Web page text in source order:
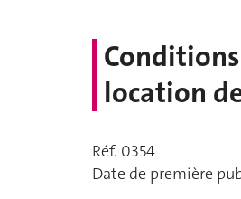
location
Réf. 0354
Date de première